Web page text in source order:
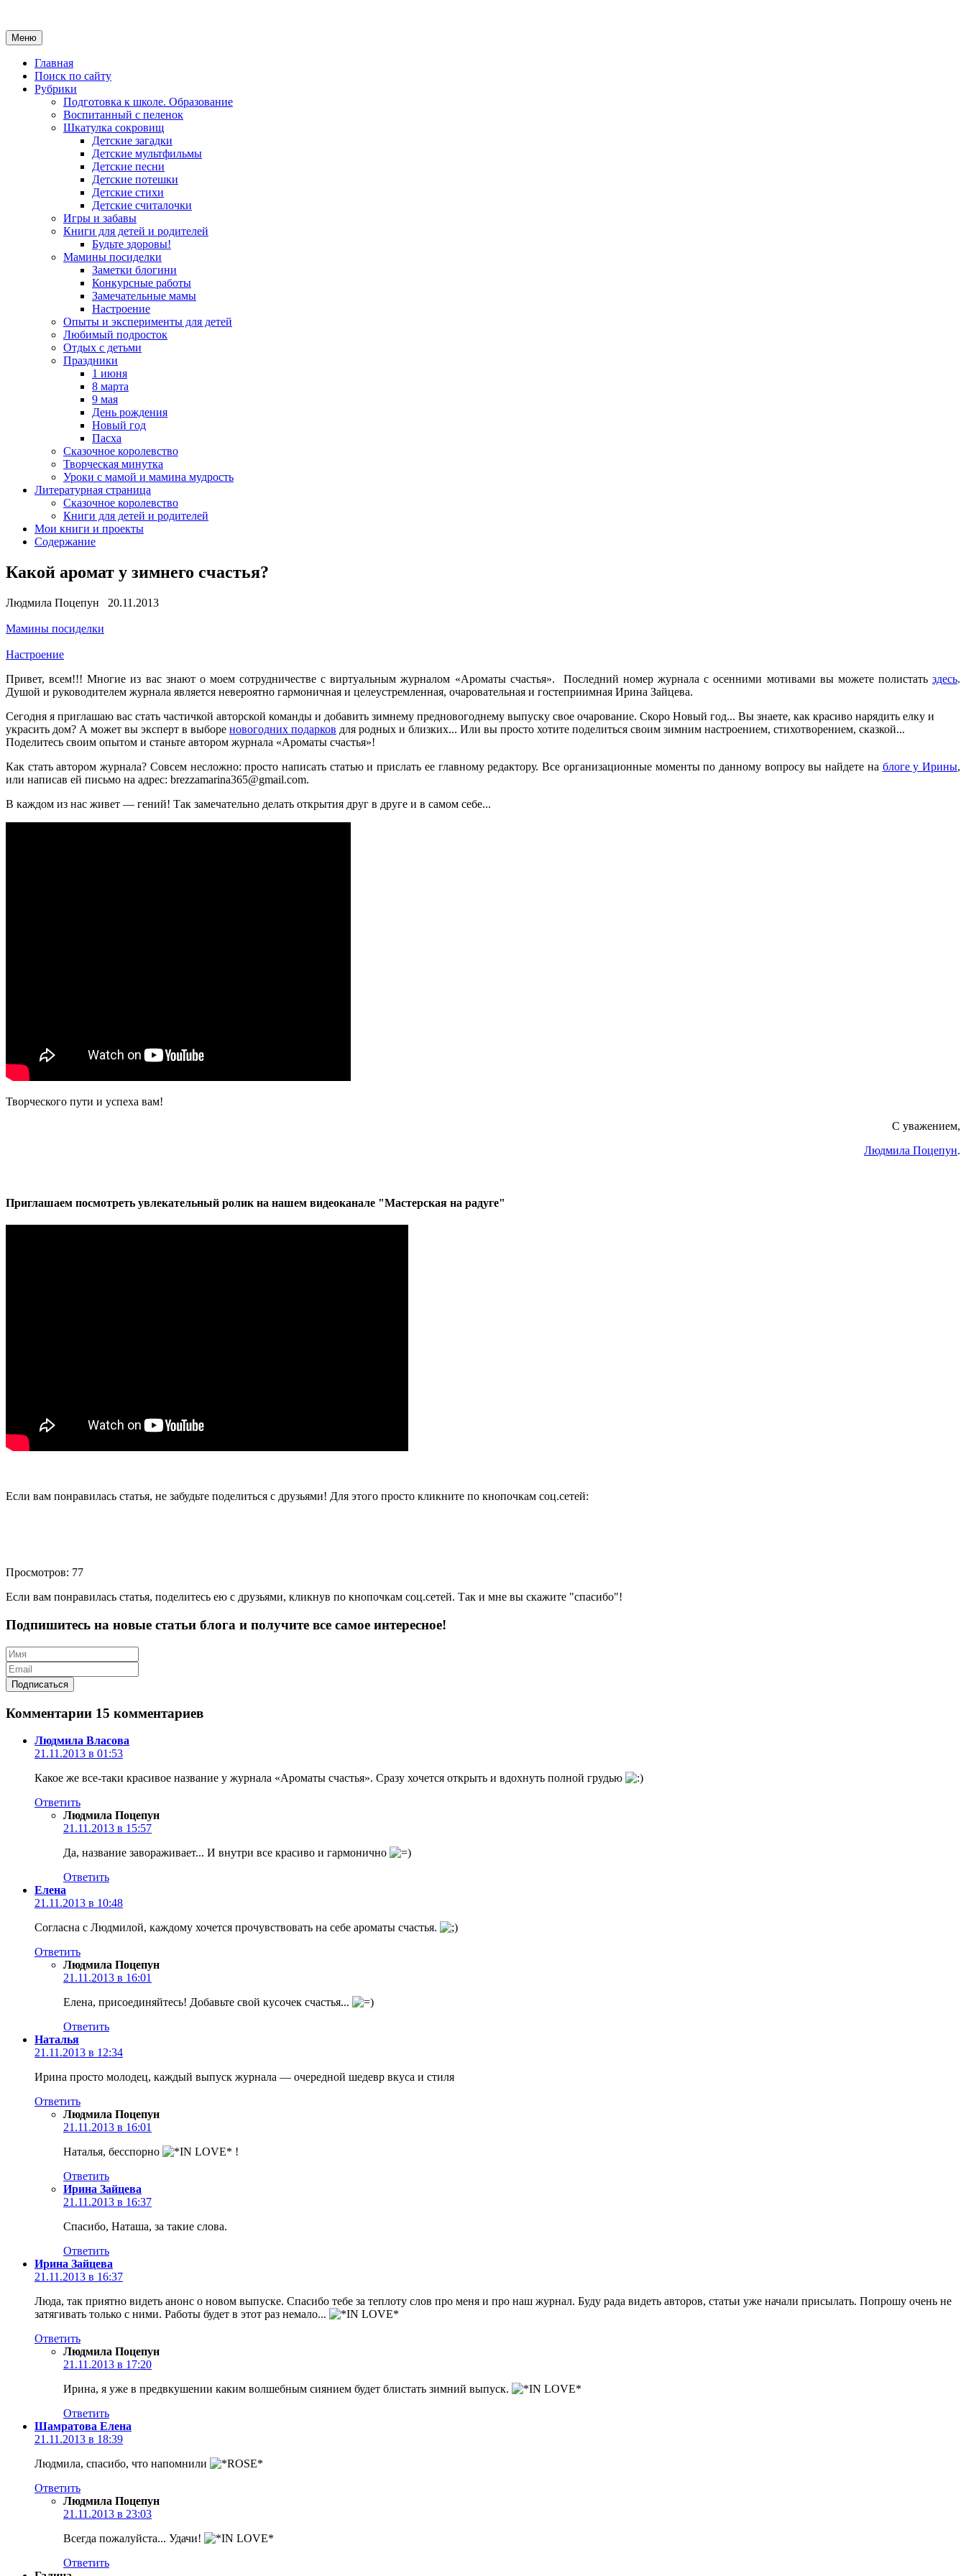
Меню
Главная
Поиск по сайту
Рубрики
Подготовка к школе. Образование
Воспитанный с пеленок
Шкатулка сокровищ
Детские загадки
Детские мультфильмы
Детские песни
Детские потешки
Детские стихи
Детские считалочки
Игры и забавы
Книги для детей и родителей
Будьте здоровы!
Мамины посиделки
Заметки блогини
Конкурсные работы
Замечательные мамы
Настроение
Опыты и эксперименты для детей
Любимый подросток
Отдых с детьми
Праздники
1 июня
8 марта
9 мая
День рождения
Новый год
Пасха
Сказочное королевство
Творческая минутка
Уроки с мамой и мамина мудрость
Литературная страница
Сказочное королевство
Книги для детей и родителей
Мои книги и проекты
Содержание
Какой аромат у зимнего счастья?
Людмила Поцепун 20.11.2013
Мамины посиделки
Настроение
Привет, всем!!! Многие из вас знают о моем сотрудничестве с виртуальным журналом «Ароматы счастья». Последний номер журнала с осенними мотивами вы можете полистать здесь.
Душой и руководителем журнала является невероятно гармоничная и целеустремленная, очаровательная и гостеприимная Ирина Зайцева.
Сегодня я приглашаю вас стать частичкой авторской команды и добавить зимнему предновогоднему выпуску свое очарование. Скоро Новый год... Вы знаете, как красиво нарядить елку и
украсить дом? А может вы эксперт в выборе новогодних подарков для родных и близких... Или вы просто хотите поделиться своим зимним настроением, стихотворением, сказкой...
Поделитесь своим опытом и станьте автором журнала «Ароматы счастья»!
Как стать автором журнала? Совсем несложно: просто написать статью и прислать ее главному редактору. Все организационные моменты по данному вопросу вы найдете на блоге у Ирины,
или написав ей письмо на адрес: brezzamarina365@gmail.com.
В каждом из нас живет — гений! Так замечательно делать открытия друг в друге и в самом себе...
Творческого пути и успеха вам!
С уважением,
Людмила Поцепун.
Приглашаем посмотреть увлекательный ролик на нашем видеоканале "Мастерская на радуге"
Если вам понравилась статья, не забудьте поделиться с друзьями! Для этого просто кликните по кнопочкам соц.сетей:
Просмотров: 77
Если вам понравилась статья, поделитесь ею с друзьями, кликнув по кнопочкам соц.сетей. Так и мне вы скажите "спасибо"!
Подпишитесь на новые статьи блога и получите все самое интересное!
Комментарии 15 комментариев
Людмила Власова
21.11.2013 в 01:53
Какое же все-таки красивое название у журнала «Ароматы счастья». Сразу хочется открыть и вдохнуть полной грудью
Ответить
Людмила Поцепун
21.11.2013 в 15:57
Да, название завораживает... И внутри все красиво и гармонично
Ответить
Елена
21.11.2013 в 10:48
Согласна с Людмилой, каждому хочется прочувствовать на себе ароматы счастья.
Ответить
Людмила Поцепун
21.11.2013 в 16:01
Елена, присоединяйтесь! Добавьте свой кусочек счастья...
Ответить
Наталья
21.11.2013 в 12:34
Ирина просто молодец, каждый выпуск журнала — очередной шедевр вкуса и стиля
Ответить
Людмила Поцепун
21.11.2013 в 16:01
Наталья, бесспорно
!
Ответить
Ирина Зайцева
21.11.2013 в 16:37
Спасибо, Наташа, за такие слова.
Ответить
Ирина Зайцева
21.11.2013 в 16:37
Люда, так приятно видеть анонс о новом выпуске. Спасибо тебе за теплоту слов про меня и про наш журнал. Буду рада видеть авторов, статьи уже начали присылать. Попрошу очень не
затягивать только с ними. Работы будет в этот раз немало...
Ответить
Людмила Поцепун
21.11.2013 в 17:20
Ирина, я уже в предвкушении каким волшебным сиянием будет блистать зимний выпуск.
Ответить
Шамратова Елена
21.11.2013 в 18:39
Людмила, спасибо, что напомнили
Ответить
Людмила Поцепун
21.11.2013 в 23:03
Всегда пожалуйста... Удачи!
Ответить